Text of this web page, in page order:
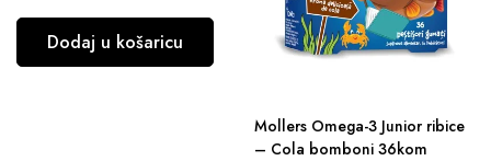
Dodaj u košaricu
Mollers Omega-3 Junior ribice
– Cola bomboni 36kom